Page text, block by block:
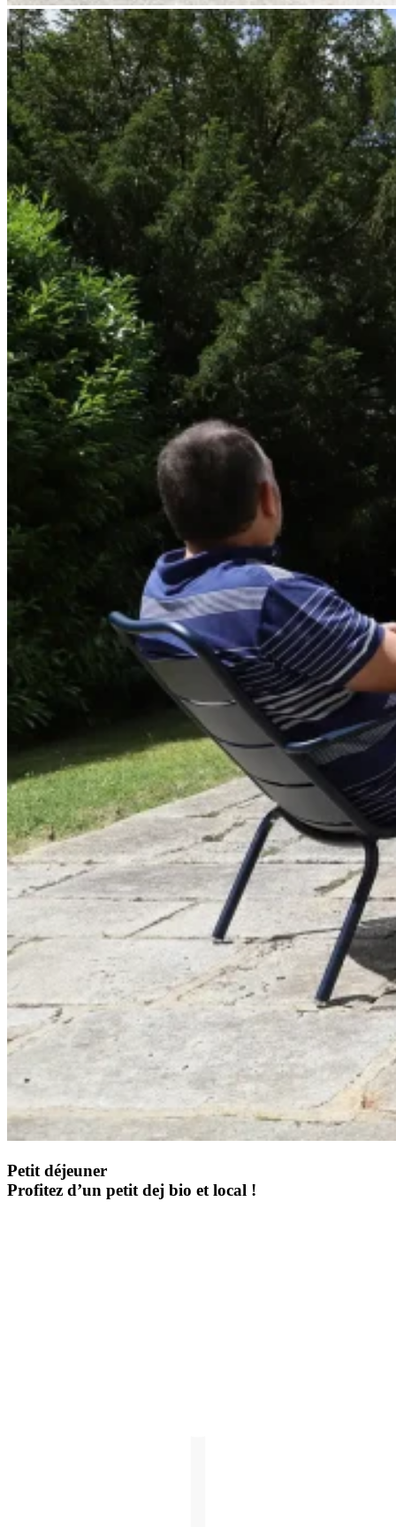
Petit déjeuner
Profitez d’un petit dej bio et local !